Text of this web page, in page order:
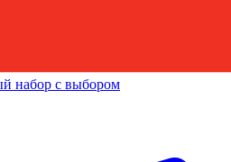
набор с выбором